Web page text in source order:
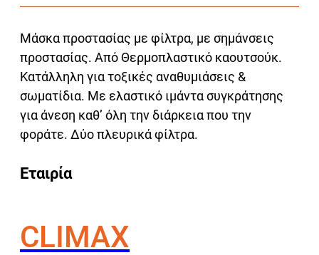
Μάσκα προστασίας με φίλτρα, με σημάνσεις
προστασίας. Από Θερμοπλαστικό καουτσούκ.
Κατάλληλη για τοξικές αναθυμιάσεις &
σωματίδια. Με ελαστικό ιμάντα συγκράτησης
για άνεση καθ’ όλη την διάρκεια που την
φοράτε. Δύο πλευρικά φίλτρα.
Εταιρία
CLIMAX